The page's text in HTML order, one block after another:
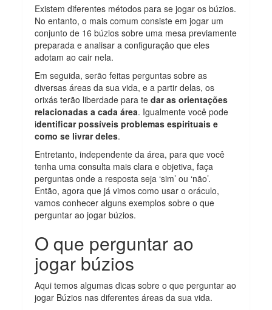
Existem diferentes métodos para se jogar os búzios.
No entanto, o mais comum consiste em jogar um
conjunto de 16 búzios sobre uma mesa previamente
preparada e analisar a configuração que eles
adotam ao cair nela.
Em seguida, serão feitas perguntas sobre as
diversas áreas da sua vida, e a partir delas, os
orixás terão liberdade para tedar as orientações
relacionadas a cada área. Igualmente você pode
identificar possíveis problemas espirituais e
como se livrar deles.
Entretanto, independente da área, para que você
tenha uma consulta mais clara e objetiva, faça
perguntas onde a resposta seja ‘sim’ ou ‘não’.
Então, agora que já vimos como usar o oráculo,
vamos conhecer alguns exemplos sobre o que
perguntar ao jogar búzios.
O que perguntar ao
jogar búzios
Aqui temos algumas dicas sobre o que perguntar ao
jogar Búzios nas diferentes áreas da sua vida.